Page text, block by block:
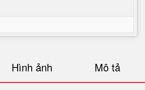
Hình ảnh Mô tả